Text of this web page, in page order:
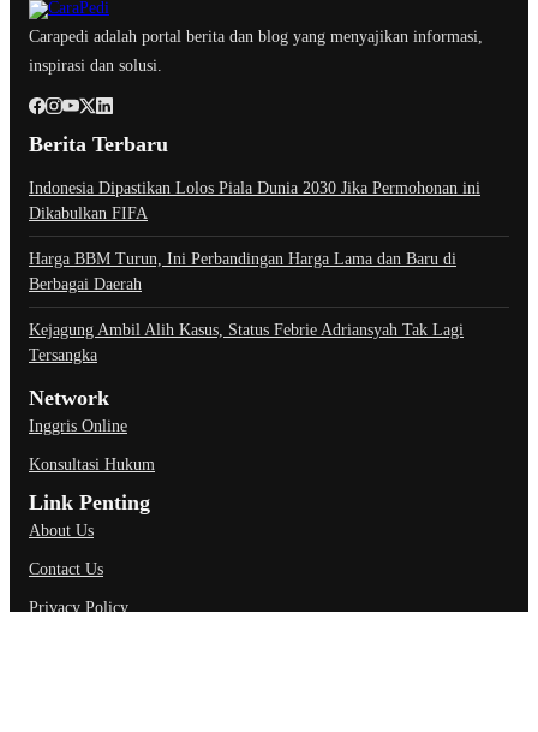
Carapedi adalah portal berita dan blog yang menyajikan informasi,
inspirasi dan solusi.
Berita Terbaru
Indonesia Dipastikan Lolos Piala Dunia 2030 Jika Permohonan ini
Dikabulkan FIFA
Harga BBM Turun, Ini Perbandingan Harga Lama dan Baru di
Berbagai Daerah
Kejagung Ambil Alih Kasus, Status Febrie Adriansyah Tak Lagi
Tersangka
Network
Inggris Online
Konsultasi Hukum
Link Penting
About Us
Contact Us
Privacy Policy